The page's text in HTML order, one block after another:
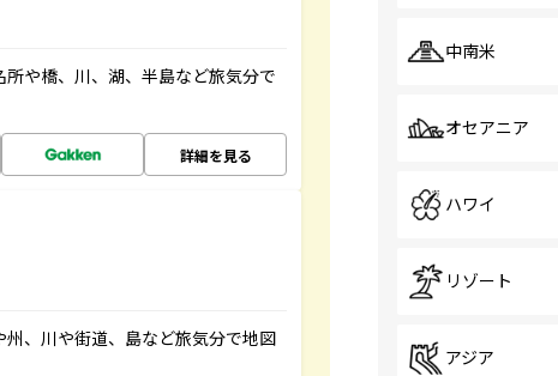
や橋、川、湖、半島など旅気分で
詳細を見る
、川や街道、島など旅気分で地図
中南米
オセアニア
ハワイ
リゾート
アジア